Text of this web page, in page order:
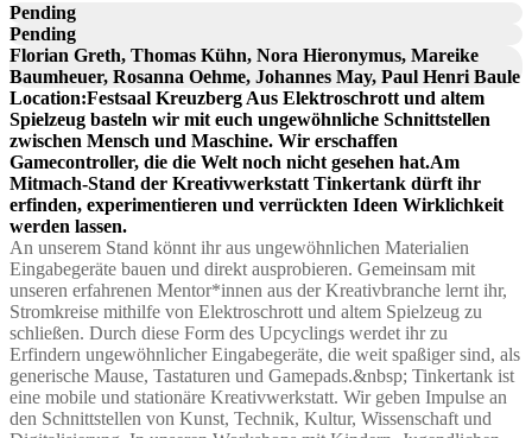
Pending
Pending
Florian Greth, Thomas Kühn, Nora Hieronymus, Mareike
Baumheuer, Rosanna Oehme, Johannes May, Paul Henri Baule
Location:Festsaal Kreuzberg Aus Elektroschrott und altem
Spielzeug basteln wir mit euch ungewöhnliche Schnittstellen
zwischen Mensch und Maschine. Wir erschaffen
Gamecontroller, die die Welt noch nicht gesehen hat.Am
Mitmach-Stand der Kreativwerkstatt Tinkertank dürft ihr
erfinden, experimentieren und verrückten Ideen Wirklichkeit
werden lassen.
An unserem Stand könnt ihr aus ungewöhnlichen Materialien
Eingabegeräte bauen und direkt ausprobieren. Gemeinsam mit
unseren erfahrenen Mentor*innen aus der Kreativbranche lernt ihr,
Stromkreise mithilfe von Elektroschrott und altem Spielzeug zu
schließen. Durch diese Form des Upcyclings werdet ihr zu
Erfindern ungewöhnlicher Eingabegeräte, die weit spaßiger sind, als
generische Mause, Tastaturen und Gamepads.&nbsp; Tinkertank ist
eine mobile und stationäre Kreativwerkstatt. Wir geben Impulse an
den Schnittstellen von Kunst, Technik, Kultur, Wissenschaft und